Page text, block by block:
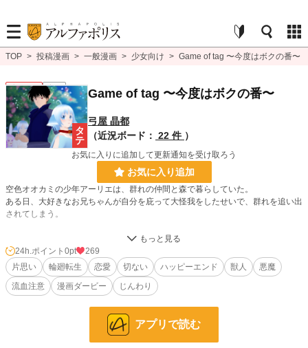
TOP > 投稿漫画 > 一般漫画 > 少女向け > Game of tag 〜今度はボクの番〜
少女向け 完結 Game of tag 〜今度はボクの番〜
弓屋 晶都
（近況ボード： 22 件 ）
お気に入りに追加して更新通知を受け取ろう
お気に入り追加
空色オオカミの少年アーリエは、群れの仲間と森で暮らしていた。
ある日、大好きなお兄ちゃんが自分を庇って大怪我をしたせいで、群れを追い出
されてしまう。
お兄ちゃんを助けたいと願うアーリエに『魂をよこせば願いを叶える』と悪魔が
近づく。
そこへ、お兄ちゃんに恋する桃色うさぎの少女も加わって、
一方通行だらけの、ちょっぴり切ない輪廻転生ラブファンタジー！！
2025/04/28 完結しました!!!! 3年間ありがとうございました!!!!!!!!
8,552 位 / 8,552 件
24h.ポイント 0pt
269
片思い
輪廻転生 恋愛 切ない ハッピーエンド 獣人
悪魔
流血注意
漫画ダービー じんわり
アプリで読む